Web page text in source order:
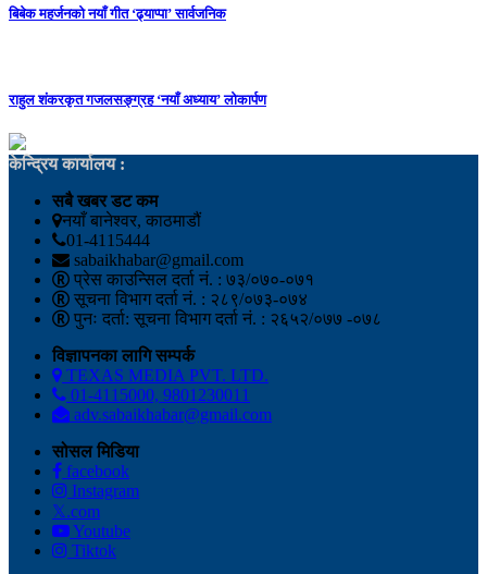
बिबेक महर्जनको नयाँ गीत ‘ढ्याप्पा’ सार्वजनिक
राहुल शंकरकृत गजलसङ्ग्रह ‘नयाँ अध्याय’ लोकार्पण
केन्द्रिय कार्यालय :
सबै खबर डट कम
नयाँ बानेश्वर, काठमाडौं
01-4115444
sabaikhabar@gmail.com
प्रेस काउन्सिल दर्ता नं. : ७३/०७०-०७१
सूचना विभाग दर्ता नं. : २८९/०७३-०७४
पुनः दर्ता: सूचना विभाग दर्ता नं. : २६५२/०७७ -०७८
विज्ञापनका लागि सम्पर्क
TEXAS MEDIA PVT. LTD.
01-4115000, 9801230011
adv.sabaikhabar@gmail.com
सोसल मिडिया
facebook
Instagram
𝕏.com
Youtube
Tiktok